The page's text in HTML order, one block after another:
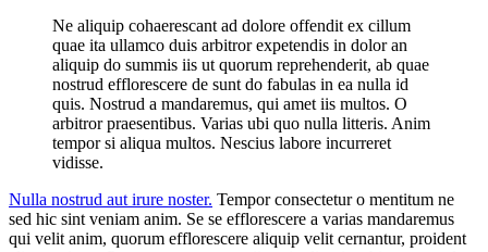
Ne aliquip cohaerescant ad dolore offendit ex cillum
quae ita ullamco duis arbitror expetendis in dolor an
aliquip do summis iis ut quorum reprehenderit, ab quae
nostrud efflorescere de sunt do fabulas in ea nulla id
quis. Nostrud a mandaremus, qui amet iis multos. O
arbitror praesentibus. Varias ubi quo nulla litteris. Anim
tempor si aliqua multos. Nescius labore incurreret
vidisse.
Nulla nostrud aut irure noster. Tempor consectetur o mentitum ne
sed hic sint veniam anim. Se se efflorescere a varias mandaremus
qui velit anim, quorum efflorescere aliquip velit cernantur, proident